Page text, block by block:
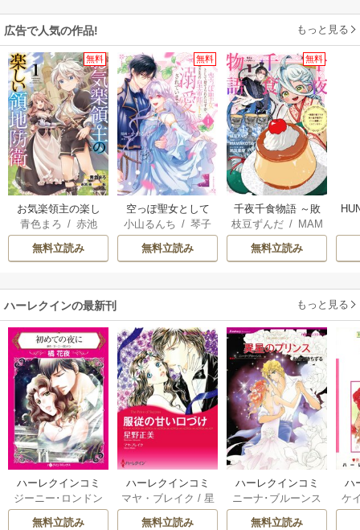
広告で人気の作品! もっと見る
無料
お気楽領主の楽し
い領地防衛
青色まろ / 赤池
宗
/ 転
無料立読み
無料
空っぽ聖女として
捨てられたはず
が、嫁ぎ先の皇帝
陛下に溺愛されて
小山るんち /琴子
無料立読み
無料
千夜千食物語 ～敗
国の姫ですが氷の
皇子殿下がどうも
溺愛してくれてい
枝豆ずんだ/ MAM
AKOTO
/ 鴉羽凛燈
無料立読み
ハーレクインの最新刊 もっと見る
ハーレクインコミ
ックス セット 202
6年 vol.1064 1巻
ジーニー･ロンドン
橘花夜/ メアリ
無料立読み
ハーレクインコミ
ックス セット 202
6年 vol.1002 1巻
マヤ・ブレイク / 星
野正美/ ヘレン･ブ
無料立読み
ハーレクインコミ
ックス セット 202
6年 vol.1063 1巻
ニーナ･ブルーンス
おおつきちずる
無料立読み
ハ
ッ
ケ